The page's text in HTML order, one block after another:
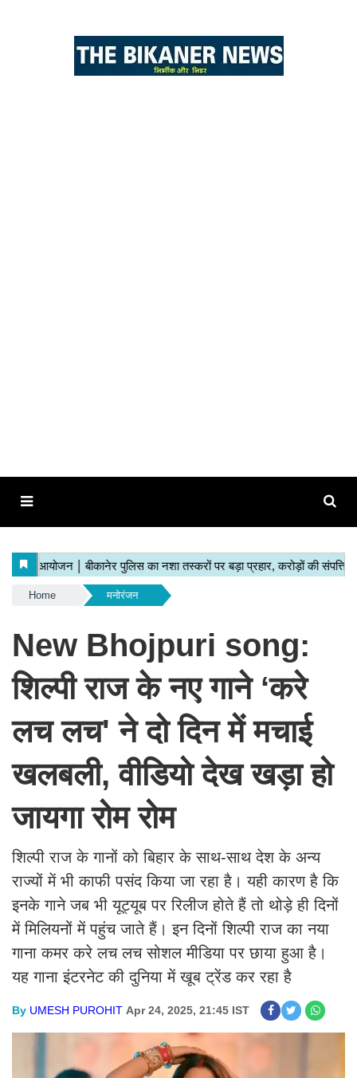
Home मनोरंजन
New Bhojpuri song:
शिल्पी राज के नए गाने ‘करे
लच लच' ने दो दिन में मचाई
खलबली, वीडियो देख खड़ा हो
जायगा रोम रोम
शिल्पी राज के गानों को बिहार के साथ-साथ देश के अन्य
राज्यों में भी काफी पसंद किया जा रहा है। यही कारण है कि
इनके गाने जब भी यूट्यूब पर रिलीज होते हैं तो थोड़े ही दिनों
में मिलियनों में पहुंच जाते हैं। इन दिनों शिल्पी राज का नया
गाना कमर करे लच लच सोशल मीडिया पर छाया हुआ है।
यह गाना इंटरनेट की दुनिया में खूब ट्रेंड कर रहा है
By UMESH PUROHIT Apr 24, 2025, 21:45 IST